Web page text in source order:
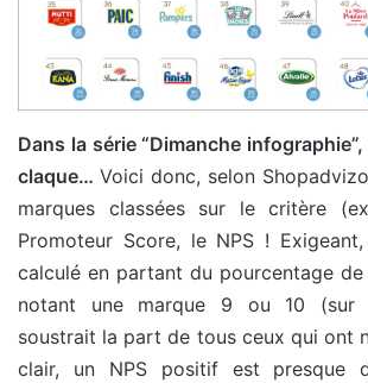
Dans la série “Dimanche
claque… Voici donc, selon
marques classées sur le critère
Promoteur Score, le NPS !
calculé en partant du pourcentage de
notant une marque 9 ou 10 (sur
soustrait la part de tous ceux qui ont
clair, un NPS positif est presque